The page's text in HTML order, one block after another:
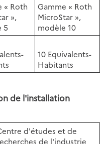
« Roth
»,
5
Gamme « Roth
MicroStar »,
modèle 10
10 Equivalents-
Habitants
de l'installation
d'études et de
de l'industrie